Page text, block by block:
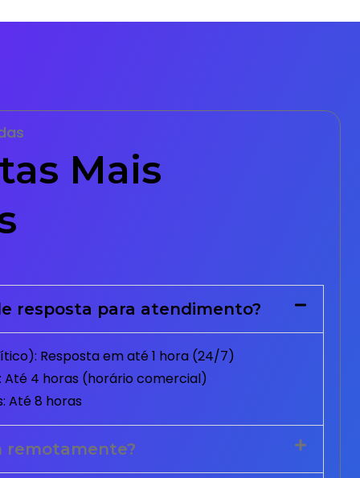
Mais
resposta para atendimento?
Resposta em até 1 hora (24/7)
Até 4 horas (horário comercial)
Até 8 horas
remotamente?